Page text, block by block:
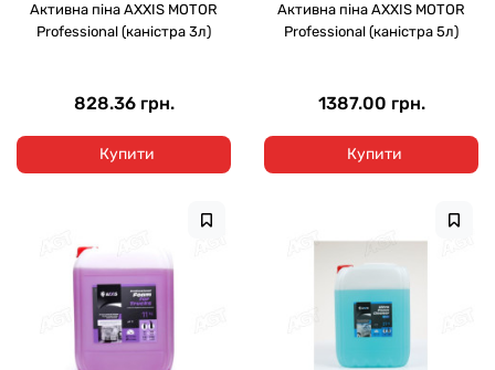
Активна піна AXXIS MOTOR
Professional (каністра 3л)
828.36 грн.
Купити
Активна піна AXXIS MOTOR
Professional (каністра 5л)
1387.00 грн.
Купити